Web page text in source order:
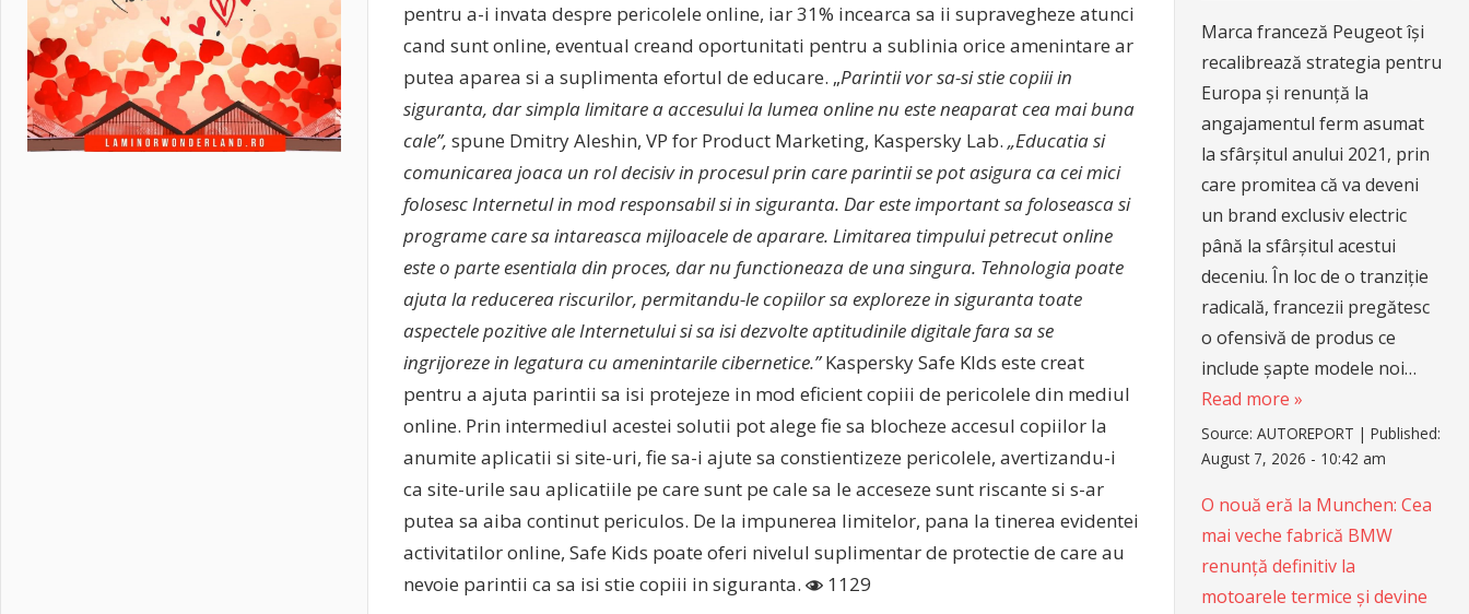
pentru a-i invata despre pericolele online, iar 31% incearca sa ii supravegheze atunci
cand sunt online, eventual creand oportunitati pentru a sublinia orice amenintare ar
putea aparea si a suplimenta efortul de educare. „Parintii vor sa-si stie copiii in
siguranta, dar simpla limitare a accesului la lumea online nu este neaparat cea mai buna
cale”, spune Dmitry Aleshin, VP for Product Marketing, Kaspersky Lab. „Educatia si
comunicarea joaca un rol decisiv in procesul prin care parintii se pot asigura ca cei mici
folosesc Internetul in mod responsabil si in siguranta. Dar este important sa foloseasca si
programe care sa intareasca mijloacele de aparare. Limitarea timpului petrecut online
este o parte esentiala din proces, dar nu functioneaza de una singura. Tehnologia poate
ajuta la reducerea riscurilor, permitandu-le copiilor sa exploreze in siguranta toate
aspectele pozitive ale Internetului si sa isi dezvolte aptitudinile digitale fara sa se
ingrijoreze in legatura cu amenintarile cibernetice.”Kaspersky Safe KIds este creat
pentru a ajuta parintii sa isi protejeze in mod eficient copiii de pericolele din mediul
online. Prin intermediul acestei solutii pot alege fie sa blocheze accesul copiilor la
anumite aplicatii si site-uri, fie sa-i ajute sa constientizeze pericolele, avertizandu-i
ca site-urile sau aplicatiile pe care sunt pe cale sa le acceseze sunt riscante si s-ar
putea sa aiba continut periculos. De la impunerea limitelor, pana la tinerea evidentei
activitatilor online, Safe Kids poate oferi nivelul suplimentar de protectie de care au
nevoie parintii ca sa isi stie copiii in siguranta.
1129
Marca franceză Peugeot își
recalibrează strategia pentru
Europa și renunță la
angajamentul ferm asumat
la sfârșitul anului 2021, prin
care promitea că va deveni
un brand exclusiv electric
până la sfârșitul acestui
deceniu. În loc de o tranziție
radicală, francezii pregătesc
o ofensivă de produs ce
include șapte modele noi…
Read more »
Source:AUTOREPORT |Published:
August 7, 2026 - 10:42 am
O nouă eră la Munchen: Cea
mai veche fabrică BMW
renunță definitiv la
motoarele termice și devine